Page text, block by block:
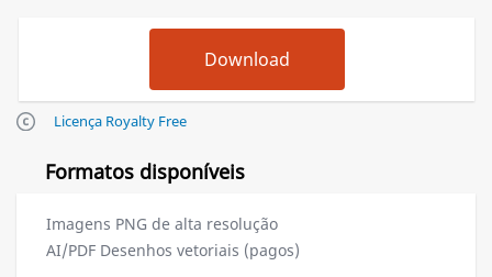
Licença Royalty Free
Formatos disponíveis
Imagens PNG de alta resolução
AI/PDF Desenhos vetoriais (pagos)